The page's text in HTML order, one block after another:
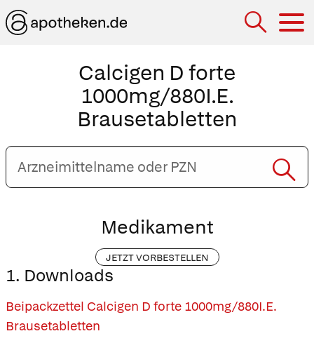
Calcigen D forte
1000mg/880I.E.
Brausetabletten
Arzneimittelname
oder
PZN
Medikament
JETZT VORBESTELLEN
1. Downloads
Beipackzettel Calcigen D forte 1000mg/880I.E.
Brausetabletten